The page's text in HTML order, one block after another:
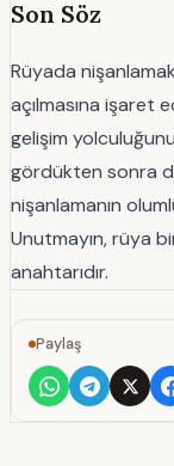
Son Söz
Rüyada
açılmasına işaret
gelişim
gördükten sonra
nişanlamanın
Unutmayın, rüya
anahtarıdır.
Paylaş